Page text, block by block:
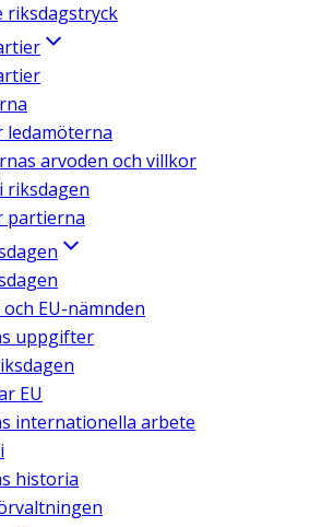
riksdagstryck
ledamöterna
arvoden och villkor
riksdagen
partierna
EU-nämnden
uppgifter
EU
internationella arbete
historia